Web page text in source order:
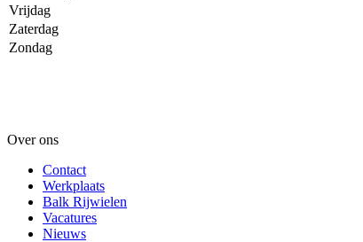
Vrijdag
Zaterdag
Zondag
Over ons
Contact
Werkplaats
Balk Rijwielen
Vacatures
Nieuws